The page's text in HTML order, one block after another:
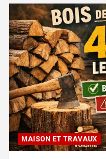
MAISON ET TRAVAUX